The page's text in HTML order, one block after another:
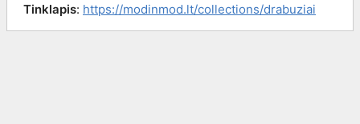
Tinklapis: https://modinmod.lt/collections/drabuziai